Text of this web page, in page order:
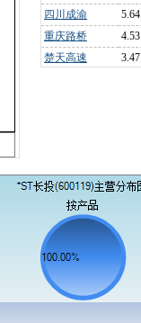
四川成渝
5.64
重庆路桥
4.53
楚天高速
3.47